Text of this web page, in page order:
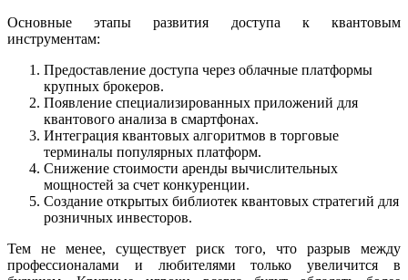
Основные этапы развития доступа к квантовым
инструментам:
Предоставление доступа через облачные платформы
крупных брокеров.
Появление специализированных приложений для
квантового анализа в смартфонах.
Интеграция квантовых алгоритмов в торговые
терминалы популярных платформ.
Снижение стоимости аренды вычислительных
мощностей за счет конкуренции.
Создание открытых библиотек квантовых стратегий для
розничных инвесторов.
Тем не менее, существует риск того, что разрыв между
профессионалами и любителями только увеличится в